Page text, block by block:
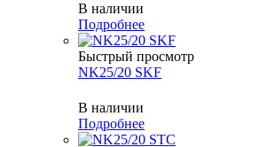
В наличии
Подробнее
Быстрый просмотр
NK25/20 SKF
В наличии
Подробнее